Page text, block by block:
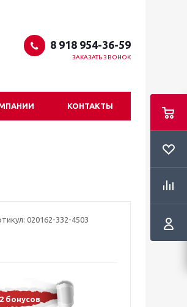
8 918 954-36-59
ЗАКАЗАТЬ ЗВОНОК
КОНТАКТЫ
020162-332-4503
бонусов